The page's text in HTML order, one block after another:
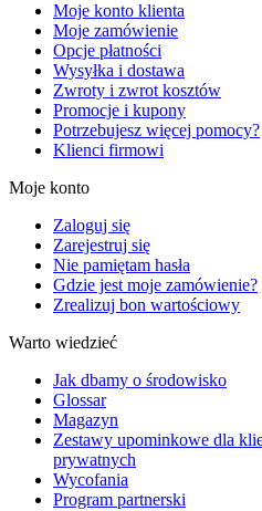
Moje konto klienta
Moje zamówienie
Opcje płatności
Wysyłka i dostawa
Zwroty i zwrot kosztów
Promocje i kupony
Potrzebujesz więcej pomocy?
Klienci firmowi
Moje konto
Zaloguj się
Zarejestruj się
Nie pamiętam hasła
Gdzie jest moje zamówienie?
Zrealizuj bon wartościowy
Warto wiedzieć
Jak dbamy o środowisko
Glossar
Magazyn
Zestawy upominkowe dla
prywatnych
Wycofania
Program partnerski